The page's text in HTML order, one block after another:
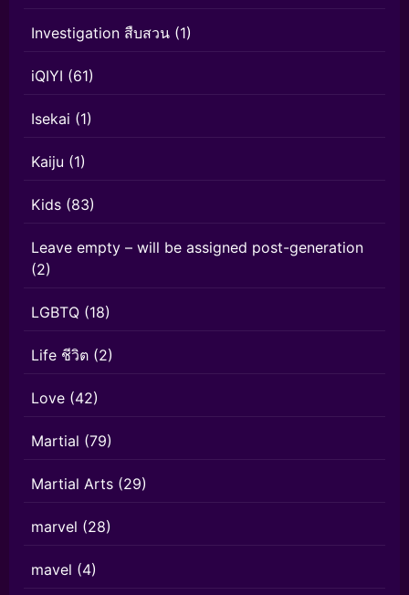
Investigation สืบสวน (1)
iQIYI (61)
Isekai (1)
Kaiju (1)
Kids (83)
Leave empty – will be assigned post-generation
(2)
LGBTQ (18)
Life ชีวิต (2)
Love (42)
Martial (79)
Martial Arts (29)
marvel (28)
mavel (4)